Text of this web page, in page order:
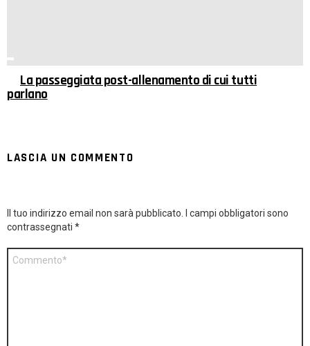
La passeggiata post-allenamento di cui tutti
parlano
LASCIA UN COMMENTO
Il tuo indirizzo email non sarà pubblicato.
I campi obbligatori sono
contrassegnati *
Commento